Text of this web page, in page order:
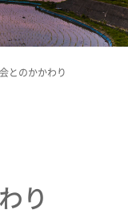
とのかかわり
り